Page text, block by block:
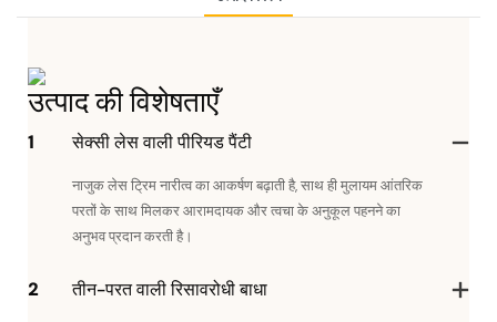
उत्पाद की विशेषताएँ
1 सेक्सी लेस वाली पीरियड पैंटी
नाजुक लेस ट्रिम नारीत्व का आकर्षण बढ़ाती है, साथ ही मुलायम आंतरिक
परतों के साथ मिलकर आरामदायक और त्वचा के अनुकूल पहनने का
अनुभव प्रदान करती है।
2 तीन-परत वाली रिसावरोधी बाधा